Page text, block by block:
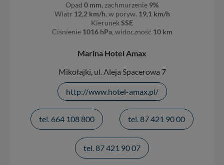
Opad 0 mm, zachmurzenie 9%
Wiatr 12,2 km/h, w poryw. 19,1 km/h
KierunekSSE
Ciśnienie 1016 hPa, widoczność 10 km
Marina Hotel Amax
Mikołajki, ul. Aleja Spacerowa 7
http://www.hotel-amax.pl/
tel. 664 108 800 tel. 87 421 90 00
tel. 87 421 90 07